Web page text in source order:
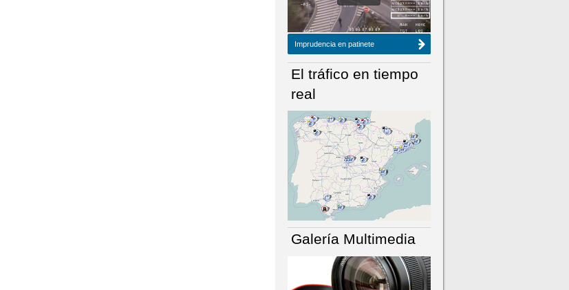
Imprudencia en patinete
El tráfico en tiempo
real
Galería Multimedia